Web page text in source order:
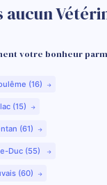
aucun
votre bonheur
(16)
(15)
(61)
Duc (55)
(60)